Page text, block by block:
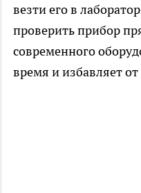
везти его в
проверить прибор
современного
время и избавляет